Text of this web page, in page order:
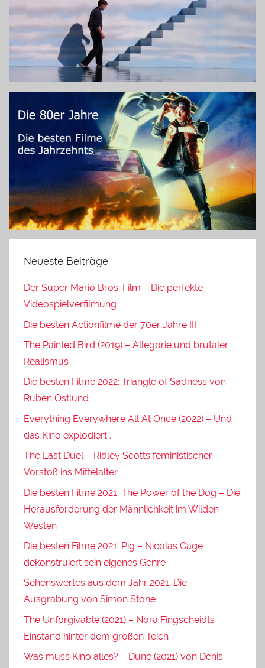
Neueste Beiträge
Der Super Mario Bros. Film – Die perfekte
Videospielverfilmung
Die besten Actionfilme der 70er Jahre III
The Painted Bird (2019) – Allegorie und brutaler
Realismus
Die besten Filme 2022: Triangle of Sadness von
Ruben Östlund
Everything Everywhere All At Once (2022) – Und
das Kino explodiert…
The Last Duel – Ridley Scotts feministischer
Vorstoß ins Mittelalter
Die besten Filme 2021: The Power of the Dog – Die
Herausforderung der Männlichkeit im Wilden
Westen
Die besten Filme 2021: Pig – Nicolas Cage
dekonstruiert sein eigenes Genre
Sehenswertes aus dem Jahr 2021: Die
Ausgrabung von Simon Stone
The Unforgivable (2021) – Nora Fingscheidts
Einstand hinter dem großen Teich
Was muss Kino alles? – Dune (2021) von Denis